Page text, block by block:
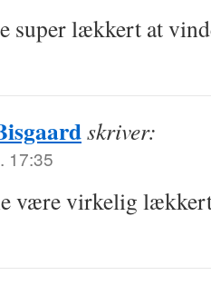
super lækkert at
skriver:
17:35
være virkelig